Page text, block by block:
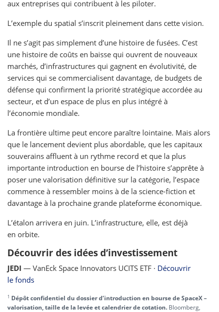
aux entreprises qui contribuent à les piloter.
L’exemple du spatial s’inscrit pleinement dans cette vision.
Il ne s’agit pas simplement d’une histoire de fusées. C’est
une histoire de coûts en baisse qui ouvrent de nouveaux
marchés, d’infrastructures qui gagnent en évolutivité, de
services qui se commercialisent davantage, de budgets de
défense qui confirment la priorité stratégique accordée au
secteur, et d’un espace de plus en plus intégré à
l’économie mondiale.
La frontière ultime peut encore paraître lointaine. Mais alors
que le lancement devient plus abordable, que les capitaux
souverains affluent à un rythme record et que la plus
importante introduction en bourse de l’histoire s’apprête à
poser une valorisation définitive sur la catégorie, l’espace
commence à ressembler moins à de la science-fiction et
davantage à la prochaine grande plateforme économique.
L’étalon arrivera en juin. L’infrastructure, elle, est déjà
en orbite.
Découvrir des idées d’investissement
JEDI — VanEck Space Innovators UCITS ETF · Découvrir
le fonds
1 Dépôt confidentiel du dossier d’introduction en bourse de SpaceX –
valorisation, taille de la levée et calendrier de cotation. Bloomberg,